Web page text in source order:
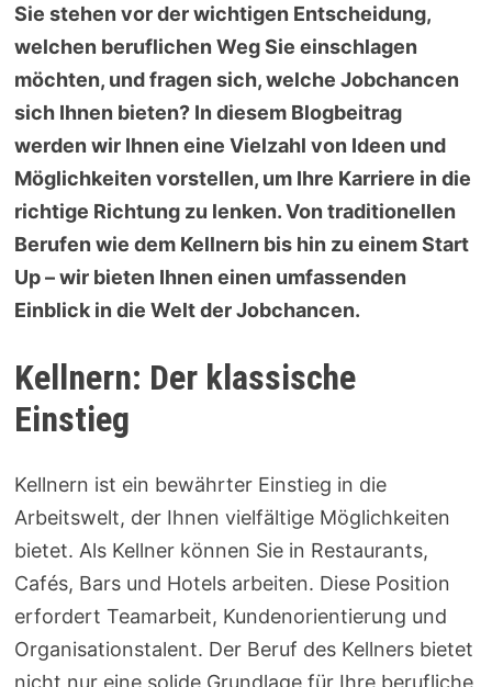
Sie stehen vor der wichtigen Entscheidung,
welchen beruflichen Weg Sie einschlagen
möchten, und fragen sich, welche Jobchancen
sich Ihnen bieten? In diesem Blogbeitrag
werden wir Ihnen eine Vielzahl von Ideen und
Möglichkeiten vorstellen, um Ihre Karriere in die
richtige Richtung zu lenken. Von traditionellen
Berufen wie dem Kellnern bis hin zu einem Start
Up – wir bieten Ihnen einen umfassenden
Einblick in die Welt der Jobchancen.
Kellnern: Der klassische
Einstieg
Kellnern ist ein bewährter Einstieg in die
Arbeitswelt, der Ihnen vielfältige Möglichkeiten
bietet. Als Kellner können Sie in Restaurants,
Cafés, Bars und Hotels arbeiten. Diese Position
erfordert Teamarbeit, Kundenorientierung und
Organisationstalent. Der Beruf des Kellners bietet
nicht nur eine solide Grundlage für Ihre berufliche